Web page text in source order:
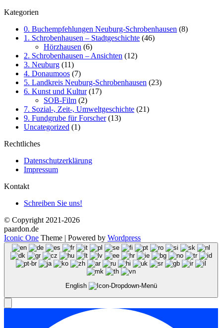
Kategorien
0. Buchempfehlungen Neuburg-Schrobenhausen (8)
1. Schrobenhausen – Stadtgeschichte (46)
Hörzhausen (6)
2. Schrobenhausen – Ansichten (12)
3. Neuburg (11)
4. Donaumoos (7)
5. Landkreis Neuburg-Schrobenhausen (23)
6. Kunst und Kultur(17)
SOB-Film (2)
7. Sozial-, Zeit-, Umweltgeschichte (21)
9. Fundgrube für Forscher(13)
Uncategorized (1)
Rechtliches
Datenschutzerklärung
Impressum
Kontakt
Schreiben Sie uns!
© Copyright 2021-2026
paardon.de
Iconic One Theme | Powered by Wordpress
English